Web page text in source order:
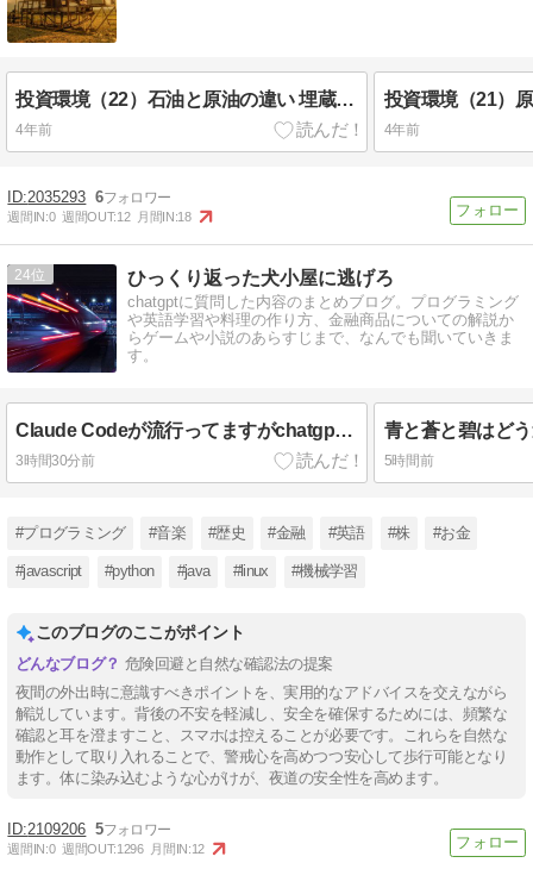
投資環境（22）石油と原油の違い 埋蔵量 電力料金とガソリン代 等々
4年前 4年前
2035293 6
週間IN:0 週間OUT:12 月間IN:18
24 ひっくり返った犬小屋に逃げろ
chatgptに質問した内容のまとめブログ。プログラミング
や英語学習や料理の作り方、金融商品についての解説か
らゲームや小説のあらすじまで、なんでも聞いていきま
す。
Claude Codeが流行ってますがchatgpt的に見て彼はイケてますか？
3時間30分前
青と蒼と碧はど
5時間前
#プログラミング #音楽 #歴史 #金融 #英語 #株 #お金
#javascript #python #java #linux #機械学習
このブログのここがポイント
危険回避と自然な確認法の提案
夜間の外出時に意識すべきポイントを、実用的なアドバイスを交えながら
解説しています。背後の不安を軽減し、安全を確保するためには、頻繁な
確認と耳を澄ますこと、スマホは控えることが必要です。これらを自然な
動作として取り入れることで、警戒心を高めつつ安心して歩行可能となり
ます。体に染み込むような心がけが、夜道の安全性を高めます。
2109206 5
週間IN:0 週間OUT:1296 月間IN:12